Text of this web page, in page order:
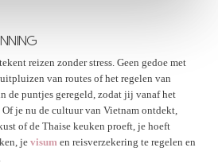
reizen zonder stress. Geen gedoe met
van routes of het regelen van
de puntjes geregeld, zodat jij vanaf het
je nu de cultuur van Vietnam ontdekt,
of de Thaise keuken proeft, je hoeft
je visum en reisverzekering te regelen en